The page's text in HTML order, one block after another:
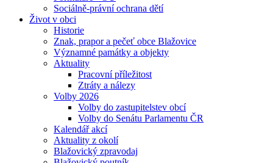
Sociálně-právní ochrana dětí
Život v obci
Historie
Znak, prapor a pečeť obce Blažovice
Významné památky a objekty
Aktuality
Pracovní příležitost
Ztráty a nálezy
Volby 2026
Volby do zastupitelstev obcí
Volby do Senátu Parlamentu ČR
Kalendář akcí
Aktuality z okolí
Blažovický zpravodaj